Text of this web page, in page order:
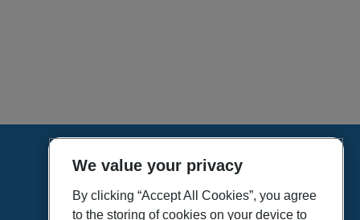
HOME
VÍDEOS
POLÍTICA DE PRIVACIDAD
We value your privacy
By clicking “Accept All Cookies”, you agree
to the storing of cookies on your device to